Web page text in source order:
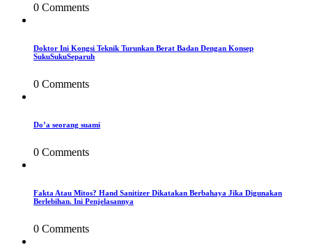
0 Comments
Doktor Ini Kongsi Teknik Turunkan Berat Badan Dengan Konsep
SukuSukuSeparuh
0 Comments
Do’a seorang suami
0 Comments
Fakta Atau Mitos? Hand Sanitizer Dikatakan Berbahaya Jika Digunakan
Berlebihan. Ini Penjelasannya
0 Comments